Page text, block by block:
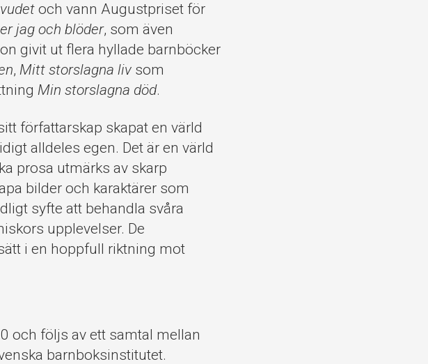
och vann Augustpriset för
jag och blöder, som även
givit ut flera hyllade barnböcker
, Mitt storslagna liv som
Min storslagna död.
författarskap skapat en värld
alldeles egen. Det är en värld
prosa utmärks av skarp
bilder och karaktärer som
syfte att behandla svåra
upplevelser. De
i en hoppfull riktning mot
och följs av ett samtal mellan
barnboksinstitutet.